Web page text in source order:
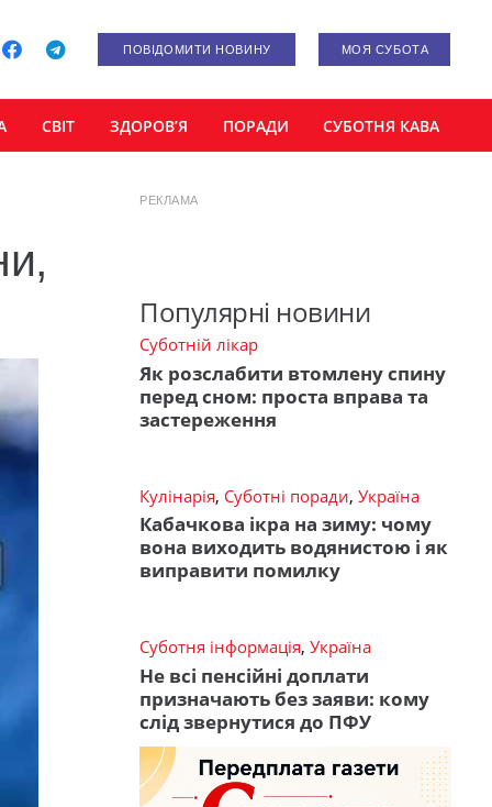
ПОВІДОМИТИ НОВИНУ МОЯ СУБОТА
СВІТ ЗДОРОВ’Я ПОРАДИ СУБОТНЯ КАВА
РЕКЛАМА
Популярні новини
Суботній лікар
Як розслабити втомлену спину
перед сном: проста вправа та
застереження
Кулінарія, Суботні поради, Україна
Кабачкова ікра на зиму: чому
вона виходить водянистою і як
виправити помилку
Суботня інформація, Україна
Не всі пенсійні доплати
призначають без заяви: кому
слід звернутися до ПФУ